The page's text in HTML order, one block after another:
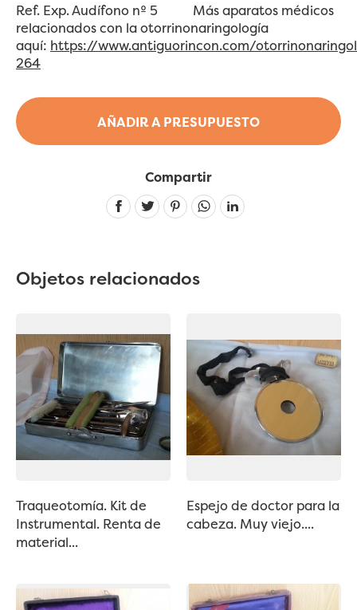
AÑADIR A PRESUPUESTO
Ref. Exp. Audífono nº 5 Más aparatos médicos
relacionados con la otorrinonaringología
aquí: https://www.antiguorincon.com/
264
Compartir
Linkedin
Objetos relacionados
Traqueotomía. Kit de
Instrumental. Renta de
material...
Espejo de doctor para la
cabeza. Muy viejo....